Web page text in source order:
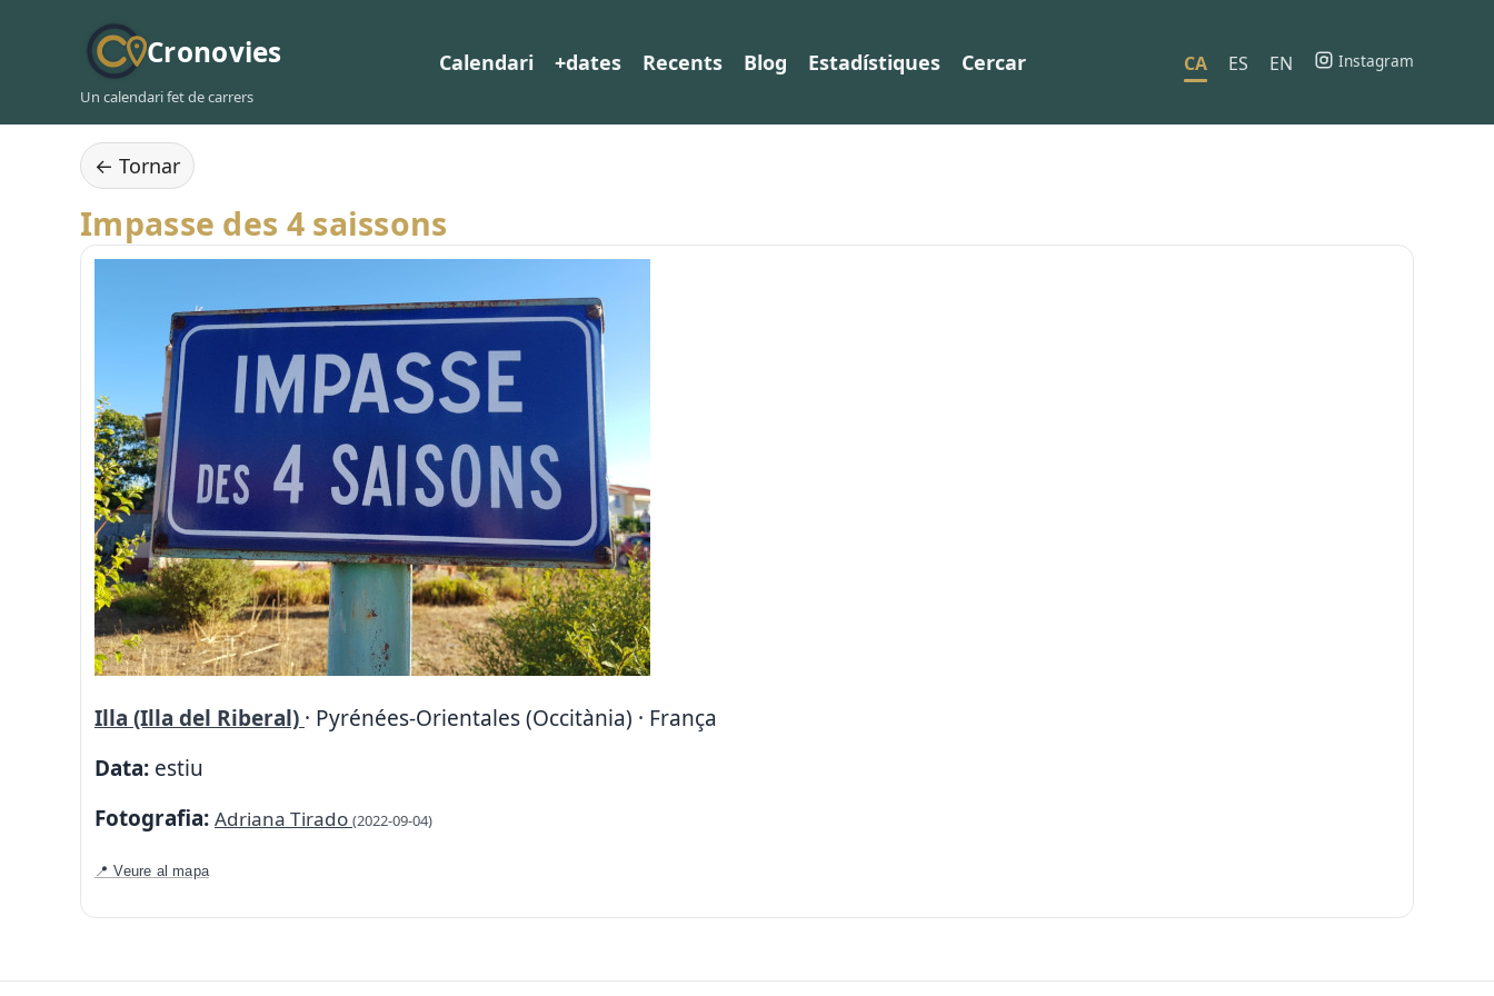
Cronovies
Un calendari fet de carrers
Calendari +dates Recents Blog Estadístiques Cercar CA ES EN Instagram
← Tornar
Impasse des 4 saissons
Illa (Illa del Riberal) · Pyrénées-Orientales (Occitània) · França
Data: estiu
Fotografia: Adriana Tirado (2022-09-04)
📍 Veure al mapa